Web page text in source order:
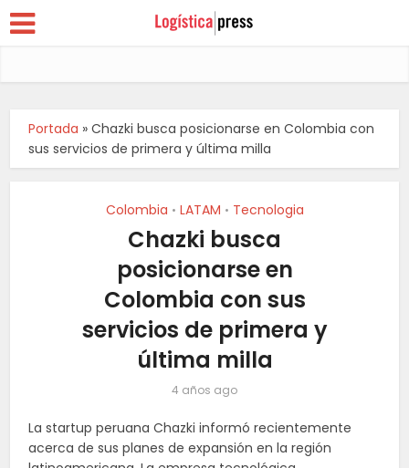
Portada »Chazki busca posicionarse en Colombia con
sus servicios de primera y última milla
Colombia • LATAM • Tecnologia
Chazki busca
posicionarse en
Colombia con sus
servicios de primera y
última milla
4 años ago
La startup peruana Chazki informó recientemente
acerca de sus planes de expansión en la región